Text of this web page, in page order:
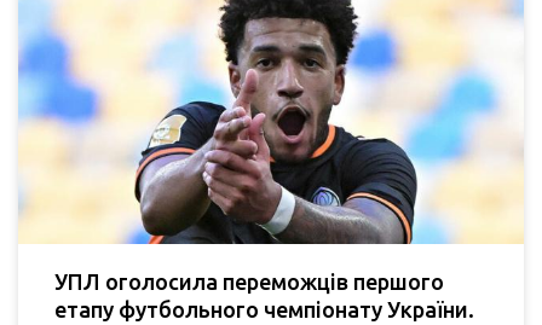
УПЛ оголосила переможців першого
етапу футбольного чемпіонату України.